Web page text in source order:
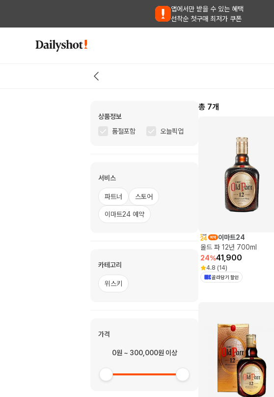
앱에서만 받을 수 있는 혜택
선착순 첫구매 최저가 쿠폰
상품정보
품절포함
오늘픽업
서비스
파트너 스토어
이마트24 예약
카테고리
위스키
가격
0원 ~ 300,000원 이상
총 7개
이마트24
올드 파 12년 700ml
24%41,900
4.8 (14)
골라담기 할인